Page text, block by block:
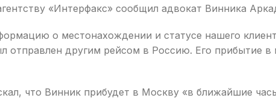
«Интерфакс» сообщил адвокат Винника
о местонахождении и статусе нашего
отправлен другим рейсом в Россию. Его прибытие
что Винник прибудет в Москву «в ближайшие